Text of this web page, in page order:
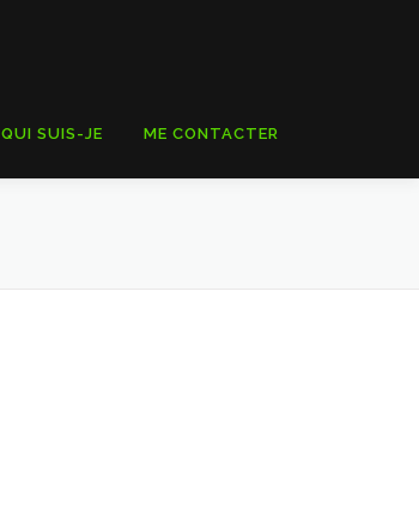
QUI SUIS-JE ME CONTACTER